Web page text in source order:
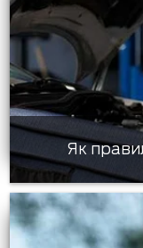
Як